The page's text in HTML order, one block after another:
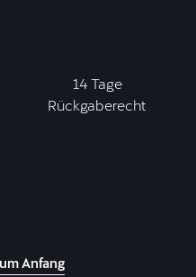
14 Tage
Rückgaberecht
Anfang